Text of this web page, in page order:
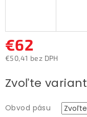
€62
€50,41 bez DPH
cena:
Zvoľte variant
Obvod pásu